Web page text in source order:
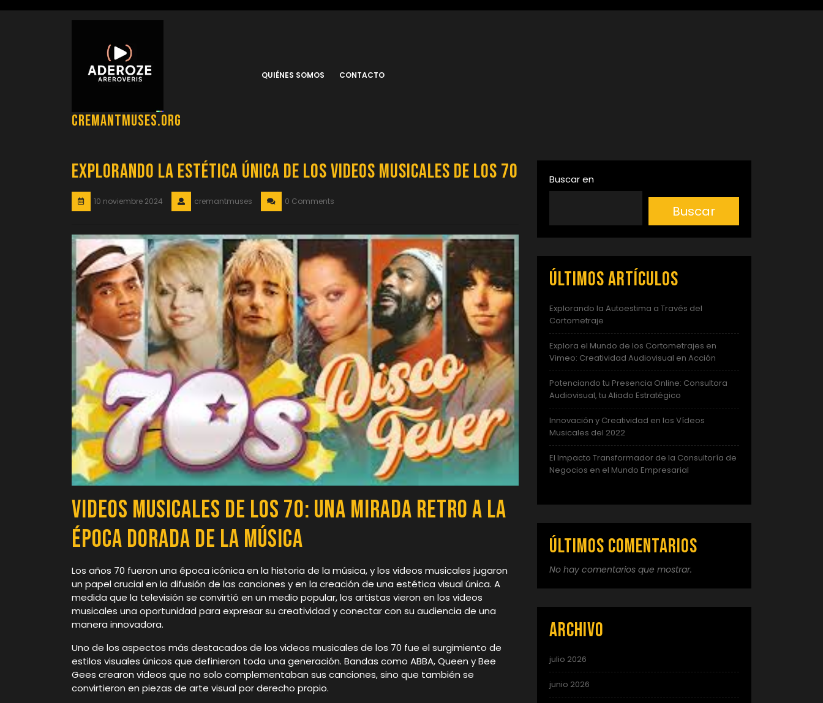
cremantmuses.org
QUIÉNES SOMOS CONTACTO
Explorando la Estética Única de los Videos Musicales de los 70
10 noviembre 2024 cremantmuses 0 Comments
Videos Musicales de los 70: Una Mirada Retro a la
Época Dorada de la Música
Los años 70 fueron una época icónica en la historia de la música, y los videos musicales jugaron
un papel crucial en la difusión de las canciones y en la creación de una estética visual única. A
medida que la televisión se convirtió en un medio popular, los artistas vieron en los videos
musicales una oportunidad para expresar su creatividad y conectar con su audiencia de una
manera innovadora.
Uno de los aspectos más destacados de los videos musicales de los 70 fue el surgimiento de
estilos visuales únicos que definieron toda una generación. Bandas como ABBA, Queen y Bee
Gees crearon videos que no solo complementaban sus canciones, sino que también se
convirtieron en piezas de arte visual por derecho propio.
Buscar en
Buscar
Últimos artículos
Explorando la Autoestima a Través del
Cortometraje
Explora el Mundo de los Cortometrajes en
Vimeo: Creatividad Audiovisual en Acción
Potenciando tu Presencia Online: Consultora
Audiovisual, tu Aliado Estratégico
Innovación y Creatividad en los Vídeos
Musicales del 2022
El Impacto Transformador de la Consultoría de
Negocios en el Mundo Empresarial
Últimos comentarios
No hay comentarios que mostrar.
Archivo
julio 2026
junio 2026